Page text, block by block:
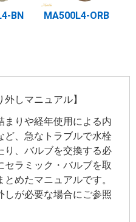
BN MA500L4-ORB
外しマニュアル】
まりや経年使用による内
ど、急なトラブルで水栓
り、バルブを交換する必
セラミック・バルブを取
とめたマニュアルです。
しが必要な場合にご参照